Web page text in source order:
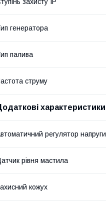
генератора
палива
струму
характеристики
регулятор напруги
рівня мастила
кожух